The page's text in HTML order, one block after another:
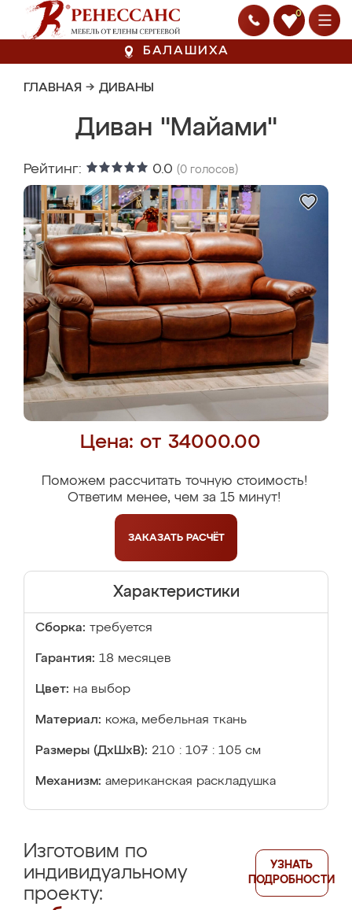
0
БАЛАШИХА
ГЛАВНАЯ → ДИВАНЫ
Диван "Майами"
Рейтинг: 0.0 (0 голосов)
Цена: от 34000.00
Поможем рассчитать точную стоимость!
Ответим менее, чем за 15 минут!
ЗАКАЗАТЬ РАСЧЁТ
Характеристики
Сборка: требуется
Гарантия: 18 месяцев
Цвет: на выбор
Материал: кожа, мебельная ткань
Размеры (ДхШхВ): 210 : 107 : 105 см
Механизм: американская раскладушка
Изготовим по
индивидуальному
проекту:
УЗНАТЬ
ПОДРОБНОСТИ